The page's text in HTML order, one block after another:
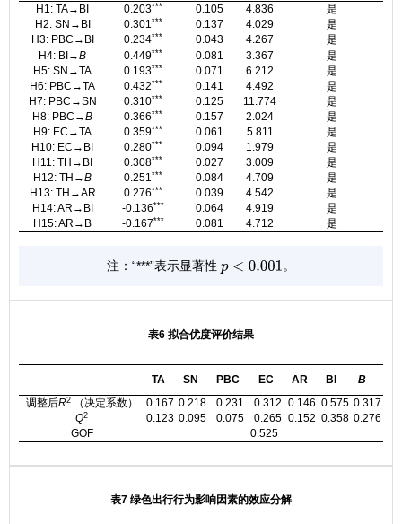
H1: TA→BI
0.203*** 0.105 4.836
是
H2: SN→BI
0.301*** 0.137 4.029
是
H3: PBC→BI
0.234*** 0.043 4.267
是
H4: BI→B 0.449*** 0.081 3.367
是
H5: SN→TA
0.193*** 0.071 6.212
是
H6: PBC→TA
0.432*** 0.141 4.492
是
H7: PBC→SN
0.310*** 0.125 11.774
是
H8: PBC→B 0.366*** 0.157 2.024
是
H9: EC→TA
0.359*** 0.061 5.811
是
H10: EC→BI
0.280*** 0.094 1.979
是
H11: TH→BI
0.308*** 0.027 3.009
是
H12: TH→B 0.251*** 0.084 4.709
是
H13: TH→AR
0.276*** 0.039 4.542
是
H14: AR→BI
-0.136*** 0.064 4.919
是
H15: AR→B
-0.167*** 0.081 4.712 是
注：“***”表示显著性 p<0.001 。
表6 拟合优度评价结果
TA SN PBC EC AR BI
B
调整后R2 （决定系数） 0.167 0.218 0.231 0.312 0.146 0.575 0.317
Q2 0.123 0.095 0.075 0.265 0.152 0.358 0.276
GOF
0.525
表7 绿色出行行为影响因素的效应分解